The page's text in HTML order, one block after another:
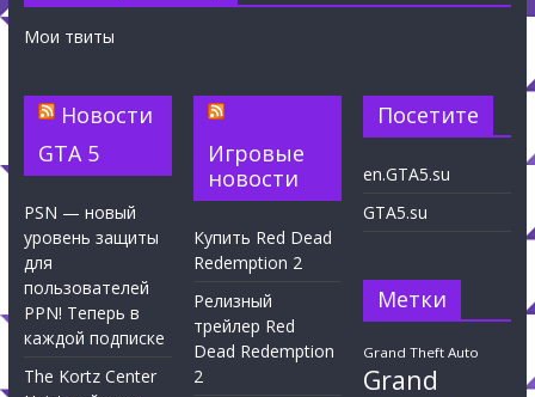
Мои твиты
Новости
GTA 5
PSN — новый
уровень защиты
для
пользователей
PPN! Теперь в
каждой подписке
The Kortz Center
Игровые
новости
Купить Red Dead
Redemption 2
Релизный
трейлер Red
Dead Redemption
2
Посетите
en.GTA5.su
GTA5.su
Метки
Grand Theft Auto
Grand